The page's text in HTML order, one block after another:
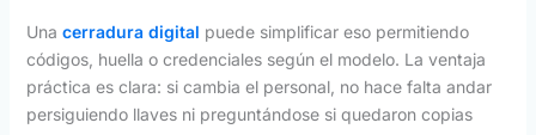
Una cerradura digital puede simplificar eso permitiendo
códigos, huella o credenciales según el modelo. La ventaja
práctica es clara: si cambia el personal, no hace falta andar
persiguiendo llaves ni preguntándose si quedaron copias